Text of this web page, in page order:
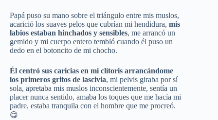
Papá puso su mano sobre el triángulo entre mis muslos,
acarició los suaves pelos que cubrían mi hendidura, mis
labios estaban hinchados y sensibles, me arrancó un
gemido y mi cuerpo entero tembló cuando él puso un
dedo en el botoncito de mi chocho.
Él centró sus caricias en mi clítoris arrancándome
los primeros gritos de lascivia, mi pelvis giraba por sí
sola, apretaba mis muslos inconscientemente, sentía un
placer nunca sentido, amaba los toques que me hacía mi
padre, estaba tranquila con el hombre que me procreó.
😋